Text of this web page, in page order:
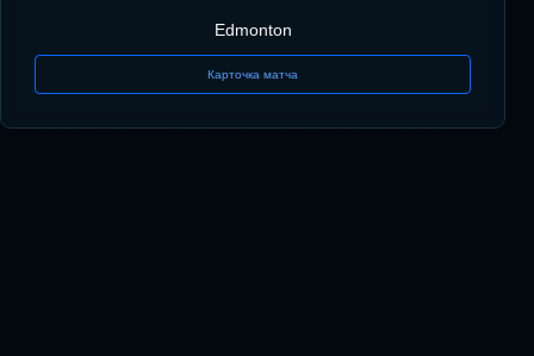
Edmonton
Карточка матча